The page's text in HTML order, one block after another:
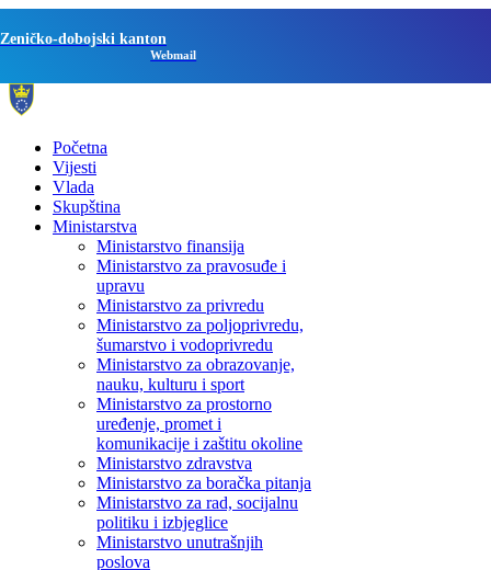
Zeničko-dobojski kanton
Webmail
Početna
Vijesti
Vlada
Skupština
Ministarstva
Ministarstvo finansija
Ministarstvo za pravosuđe i
upravu
Ministarstvo za privredu
Ministarstvo za poljoprivredu,
šumarstvo i vodoprivredu
Ministarstvo za obrazovanje,
nauku, kulturu i sport
Ministarstvo za prostorno
uređenje, promet i
komunikacije i zaštitu okoline
Ministarstvo zdravstva
Ministarstvo za boračka pitanja
Ministarstvo za rad, socijalnu
politiku i izbjeglice
Ministarstvo unutrašnjih
poslova